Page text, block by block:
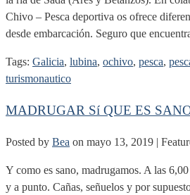
Chivo – Pesca deportiva os ofrece
desde embarcación. Seguro que
Tags: Galicia, lubina, ochivo, pesca,
turismonautico
MADRUGAR Sí QUE ES
Posted by Bea on mayo 13, 2019 |
Y como es sano, madrugamos. A las
y a punto. Cañas, señuelos y por